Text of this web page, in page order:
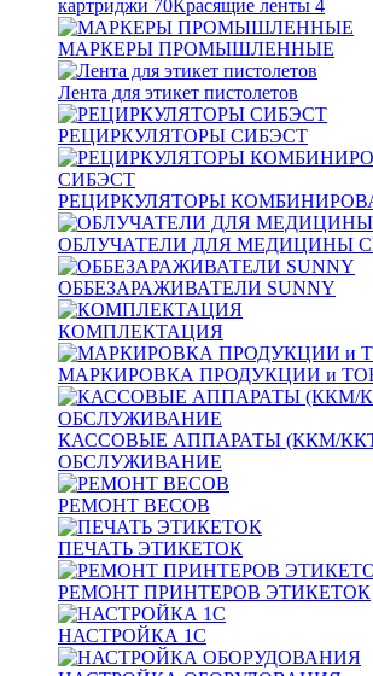
картриджи 70Красящие ленты 4
МАРКЕРЫ ПРОМЫШЛЕННЫЕ
Лента для этикет пистолетов
РЕЦИРКУЛЯТОРЫ СИБЭСТ
РЕЦИРКУЛЯТОРЫ
ОБЛУЧАТЕЛИ ДЛЯ МЕДИЦИНЫ
ОББЕЗАРАЖИВАТЕЛИ SUNNY
КОМПЛЕКТАЦИЯ
МАРКИРОВКА ПРОДУКЦИИ и
КАССОВЫЕ АППАРАТЫ (ККМ/
ОБСЛУЖИВАНИЕ
РЕМОНТ ВЕСОВ
ПЕЧАТЬ ЭТИКЕТОК
РЕМОНТ ПРИНТЕРОВ ЭТИКЕТОК
НАСТРОЙКА 1С